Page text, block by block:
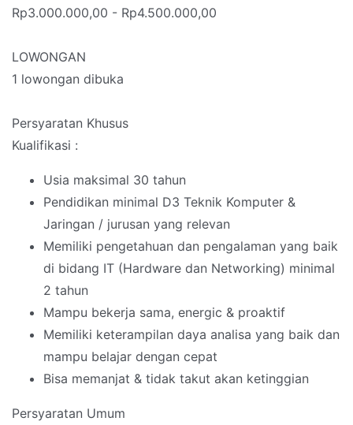
Rp3.000.000,00 - Rp4.500.000,00
LOWONGAN
1 lowongan dibuka
Persyaratan Khusus
Kualifikasi :
Usia maksimal 30 tahun
Pendidikan minimal D3 Teknik Komputer &
Jaringan / jurusan yang relevan
Memiliki pengetahuan dan pengalaman yang baik
di bidang IT (Hardware dan Networking) minimal
2 tahun
Mampu bekerja sama, energic & proaktif
Memiliki keterampilan daya analisa yang baik dan
mampu belajar dengan cepat
Bisa memanjat & tidak takut akan ketinggian
Persyaratan Umum